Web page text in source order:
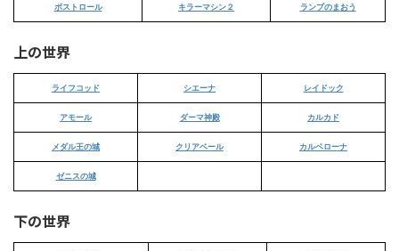
ボストロール キラーマシン２ ランプのまおう
上の世界
ライフコッド シエーナ レイドック
アモール ダーマ神殿 カルカド
メダル王の城 クリアベール カルベローナ
ゼニスの城
下の世界